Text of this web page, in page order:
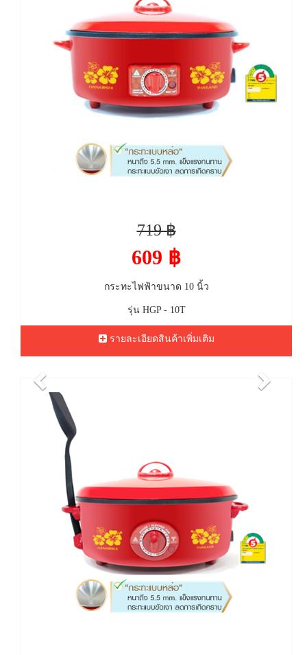
719 ฿
609 ฿
กระทะไฟฟ้าขนาด 10 นิ้ว
รุ่น HGP - 10T
รายละเอียดสินค้าเพิ่มเติม